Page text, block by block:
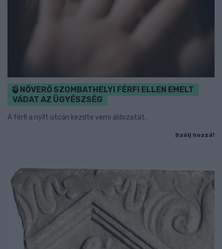
NŐVERŐ SZOMBATHELYI FÉRFI ELLEN EMELT
VÁDAT AZ ÜGYÉSZSÉG
A férfi a nyílt utcán kezdte verni áldozatát.
Szólj hozzá!